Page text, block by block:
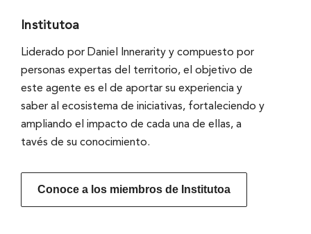
Institutoa
Liderado por Daniel Innerarity y compuesto por
personas expertas del territorio, el objetivo de
este agente es el de aportar su experiencia y
saber al ecosistema de iniciativas, fortaleciendo y
ampliando el impacto de cada una de ellas, a
tavés de su conocimiento.
Conoce a los miembros de Institutoa